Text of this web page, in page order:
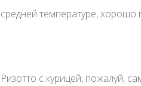
средней температуре, хорошо
Ризотто с курицей, пожалуй,